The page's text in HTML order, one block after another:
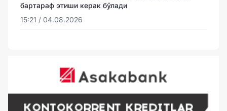
бартараф этиши керак бўлади
15:21 / 04.08.2026